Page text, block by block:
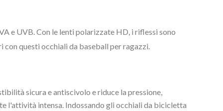
e UVB. Con le lenti polarizzate HD, i riflessi sono
con questi occhiali da baseball per ragazzi.
sicura e antiscivolo e riduce la pressione,
l'attività intensa. Indossando gli occhiali da bicicletta